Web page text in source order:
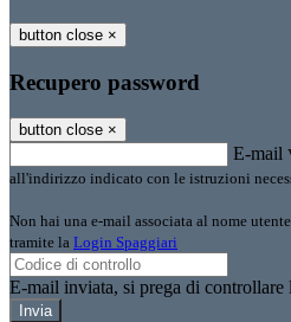
button close ×
Recupero password
button close ×
E-mail
all'indirizzo indicato con le istruzioni
Non hai una e-mail associata al nome
tramite la Login Spaggiari
E-mail inviata, si prega di controllare